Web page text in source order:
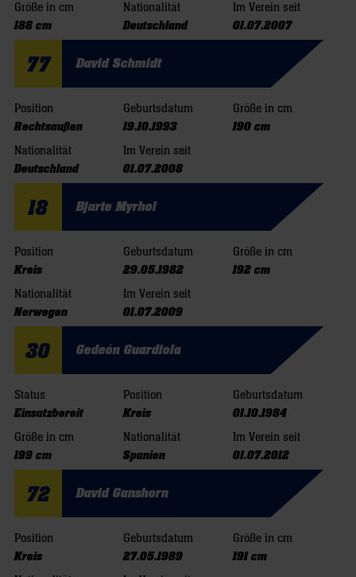
Größe in cm
188 cm
Nationalität
Deutschland
Im Verein seit
01.07.2007
77 David Schmidt
Position
Rechtsaußen
Geburtsdatum
19.10.1993
Größe in cm
190 cm
Nationalität
Deutschland
Im Verein seit
01.07.2008
18 Bjarte Myrhol
Position
Kreis
Geburtsdatum
29.05.1982
Größe in cm
192 cm
Nationalität
Norwegen
Im Verein seit
01.07.2009
30 Gedeón Guardiola
Status
Einsatzbereit
Position
Kreis
Geburtsdatum
01.10.1984
Größe in cm
199 cm
Nationalität
Spanien
Im Verein seit
01.07.2012
72 David Ganshorn
Position
Kreis
Geburtsdatum
27.05.1989
Größe in cm
191 cm